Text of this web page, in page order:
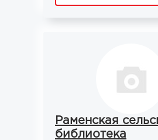
Раменская
библиотека